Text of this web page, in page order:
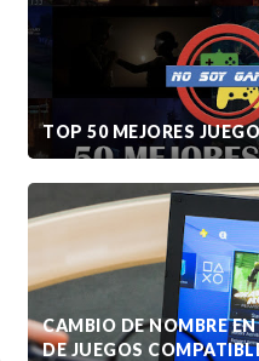
TOP 50 MEJORES
CAMBIO DE NOMBRE
DE JUEGOS